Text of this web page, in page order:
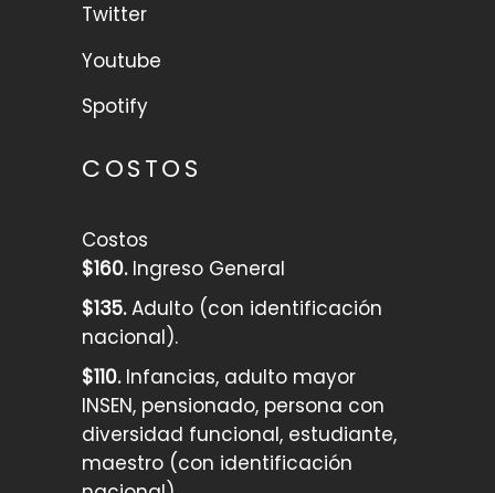
Twitter
Youtube
Spotify
COSTOS
Costos
$160.Ingreso General
$135.Adulto (con identificación
nacional).
$110.Infancias, adulto mayor
INSEN, pensionado, persona con
diversidad funcional, estudiante,
maestro (con identificación